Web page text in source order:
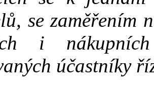
se zaměřením
i
účastníky